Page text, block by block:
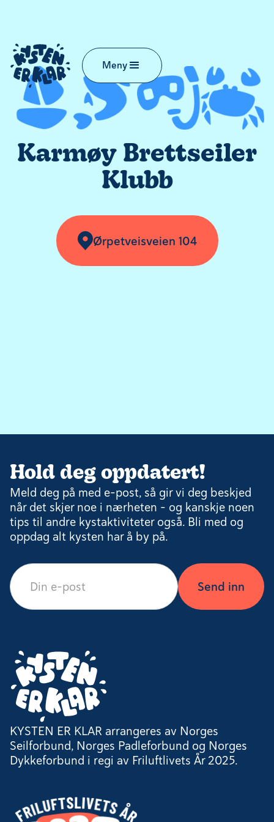
Meny
Karmøy Brettseiler
Klubb
Ørpetveisveien 104
Hold deg oppdatert!
Meld deg på med e-post, så gir vi deg beskjed
når det skjer noe i nærheten – og kanskje noen
tips til andre kystaktiviteter også. Bli med og
oppdag alt kysten har å by på.
KYSTEN ER KLAR arrangeres av Norges
Seilforbund, Norges Padleforbund og Norges
Dykkeforbund i regi av Friluftlivets År 2025.